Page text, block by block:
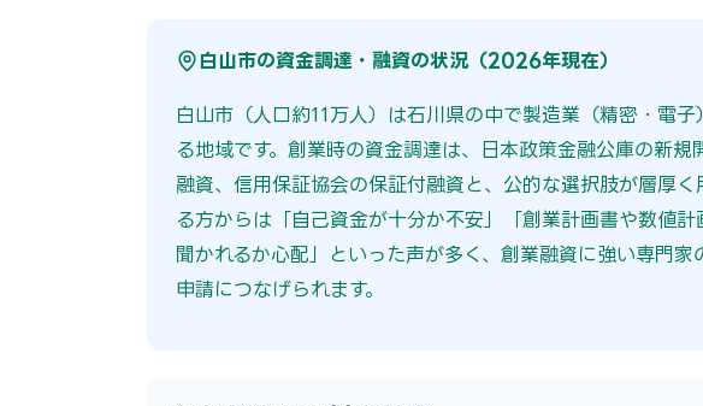
白山市の資金調達・融資の状況（2026年現在）
白山市（人口約11万人）は石川県の中で製造業（精密・電
る地域です。創業時の資金調達は、日本政策金融公庫の新
融資、信用保証協会の保証付融資と、公的な選択肢が層厚く
る方からは「自己資金が十分か不安」「創業計画書や数値
聞かれるか心配」といった声が多く、創業融資に強い専門
申請につなげられます。